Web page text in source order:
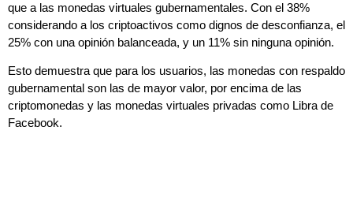
que a las monedas virtuales gubernamentales. Con el 38%
considerando a los criptoactivos como dignos de desconfianza, el
25% con una opinión balanceada, y un 11% sin ninguna opinión.
Esto demuestra que para los usuarios, las monedas con respaldo
gubernamental son las de mayor valor, por encima de las
criptomonedas y las monedas virtuales privadas como Libra de
Facebook.